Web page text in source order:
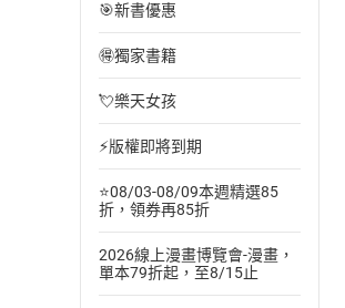
🎯新書優惠
🉐獨家書籍
💘樂天女孩
⚡版權即將到期
⭐08/03-08/09本週精選85
折，領券再85折
2026線上漫畫博覽會-漫畫，
單本79折起，至8/15止